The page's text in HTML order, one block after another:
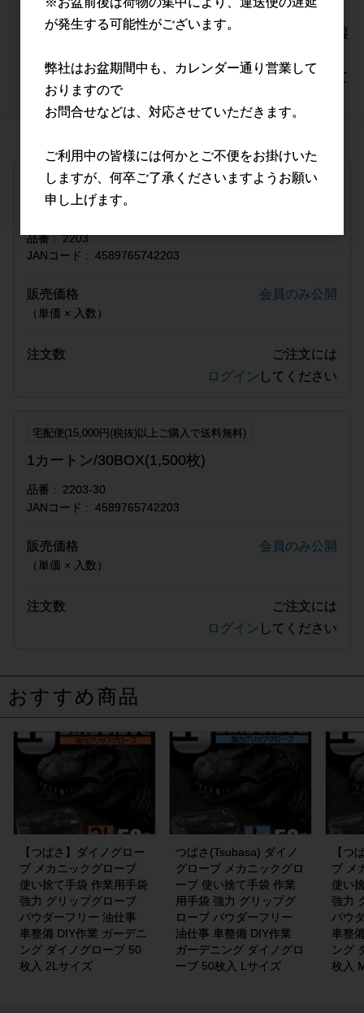
業には使用しないでください。
●品質保持のため、直射日光、高温多湿
●廃棄の際は、各自治体の規則に従って
ください。
宅配便(15,000円(税抜)以上ご購入で送料無料)
1BOX(50枚入)
品番
2203
JANコード
4589765742203
販売価格
（単価 × 入数）
会員のみ公開
注文数
ご注文には
ログイン してください
宅配便(15,000円(税抜)以上ご購入で送料無料)
1カートン/30BOX(1,500枚)
品番
2203-30
JANコード
4589765742203
販売価格
（単価 × 入数）
会員のみ公開
注文数
ご注文には
ログイン してください
おすすめ商品
【つばさ】ダイノグロー
ブ メカニックグローブ
使い捨て手袋 作業用手袋
強力 グリップグローブ
パウダーフリー 油仕事
車整備 DIY作業 ガーデニ
ング ダイノグローブ 50
枚入 2Lサイズ
つばさ(Tsubasa) ダイノ
グローブ メカニックグロ
ーブ 使い捨て手袋 作業
用手袋 強力 グリップグ
ローブ パウダーフリー
油仕事 車整備 DIY作業
ガーデニング ダイノグロ
ーブ 50枚入 Lサイズ
【つ
ブ メ
使い
強力
パウ
車整
ング
枚入
が発生する可能性がございます。
弊社はお盆期間中も、カレンダー通り営業して
おりますので
お問合せなどは、対応させていただきます。
ご利用中の皆様には何かとご不便をお掛けいた
しますが、何卒ご了承くださいますようお願い
申し上げます。